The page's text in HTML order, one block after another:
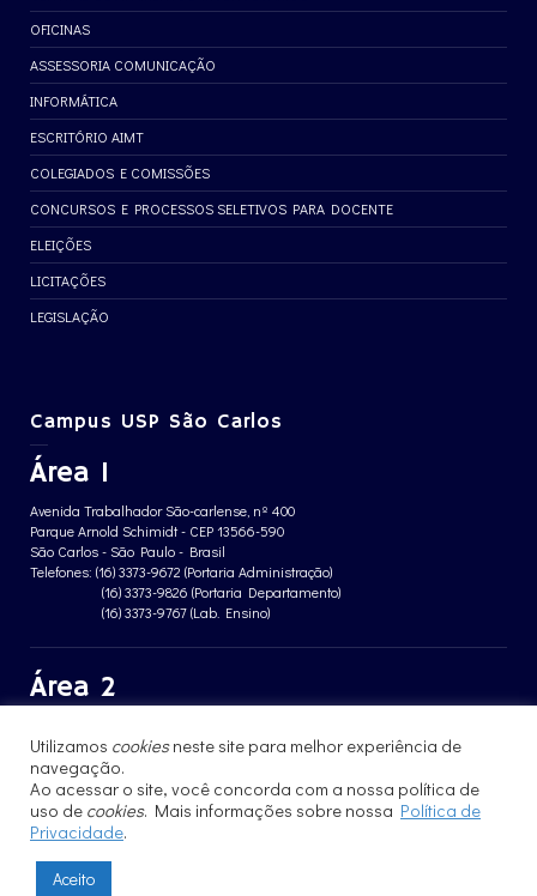
OFICINAS
ASSESSORIA COMUNICAÇÃO
INFORMÁTICA
ESCRITÓRIO AIMT
COLEGIADOS E COMISSÕES
CONCURSOS E PROCESSOS SELETIVOS PARA DOCENTE
ELEIÇÕES
LICITAÇÕES
LEGISLAÇÃO
Campus USP São Carlos
Área 1
Avenida Trabalhador São-carlense, nº 400
Parque Arnold Schimidt - CEP 13566-590
São Carlos - São Paulo - Brasil
Telefones: (16) 3373-9672 (Portaria Administração)
(16) 3373-9826 (Portaria Departamento)
(16) 3373-9767 (Lab. Ensino)
Área 2
Jardim Santa Angelina - CEP 13563-120
São Carlos - São Paulo - Brasil
Telefone: (16) 3373-8068 (Portaria prédio CFBio)
(16) 3364-8070 (Portaria prédio poloTErRA)
Utilizamos cookiesneste site para melhor experiência de
navegação.
Ao acessar o site, você concorda com a nossa política de
uso de cookies. Mais informações sobre nossa Política de
Privacidade.
Aceito